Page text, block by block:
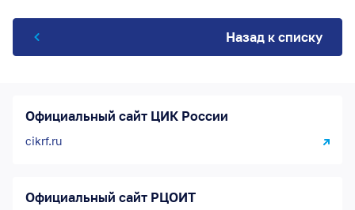
Назад к списку
Официальный сайт ЦИК России
cikrf.ru
Официальный сайт РЦОИТ